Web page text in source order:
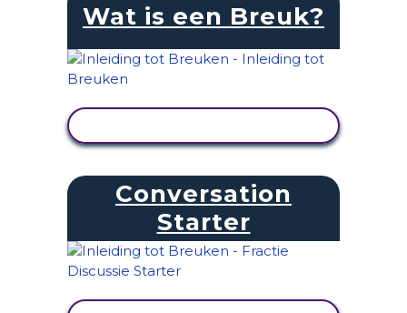
Wat is een Breuk?
Conversation
Starter